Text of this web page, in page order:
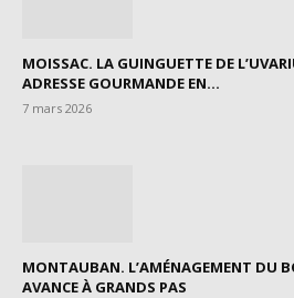
MOISSAC. LA GUINGUETTE DE
ADRESSE GOURMANDE EN...
7 mars 2026
MONTAUBAN. L’AMÉNAGEMENT DU
AVANCE À GRANDS PAS